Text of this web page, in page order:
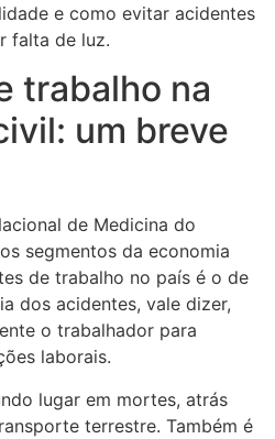
e como evitar acidentes
falta de luz.
trabalho na
um breve
de Medicina do
segmentos da economia
de trabalho no país é o de
dos acidentes, vale dizer,
o trabalhador para
laborais.
lugar em mortes, atrás
terrestre. Também é